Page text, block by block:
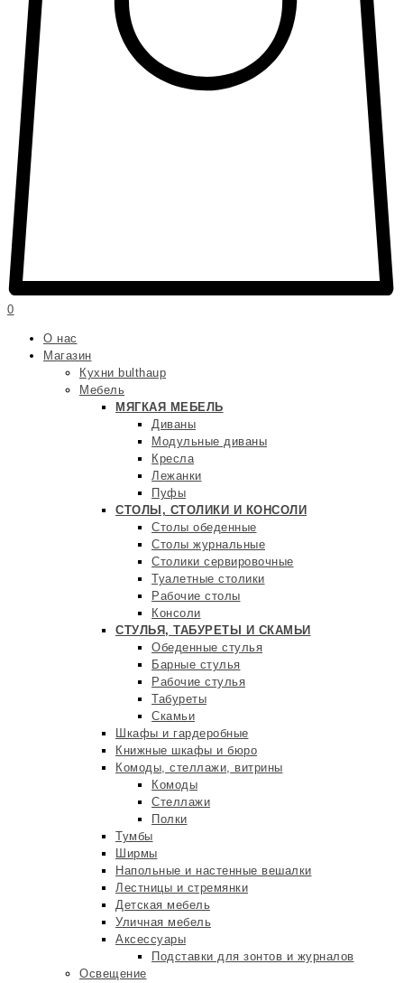
0
О нас
Магазин
Кухни bulthaup
Мебель
МЯГКАЯ МЕБЕЛЬ
Диваны
Модульные диваны
Кресла
Лежанки
Пуфы
СТОЛЫ, СТОЛИКИ И КОНСОЛИ
Столы обеденные
Столы журнальные
Столики сервировочные
Туалетные столики
Рабочие столы
Консоли
СТУЛЬЯ, ТАБУРЕТЫ И СКАМЬИ
Обеденные стулья
Барные стулья
Рабочие стулья
Табуреты
Скамьи
Шкафы и гардеробные
Книжные шкафы и бюро
Комоды, стеллажи, витрины
Комоды
Стеллажи
Полки
Тумбы
Ширмы
Напольные и настенные вешалки
Лестницы и стремянки
Детская мебель
Уличная мебель
Аксессуары
Подставки для зонтов и журналов
Освещение